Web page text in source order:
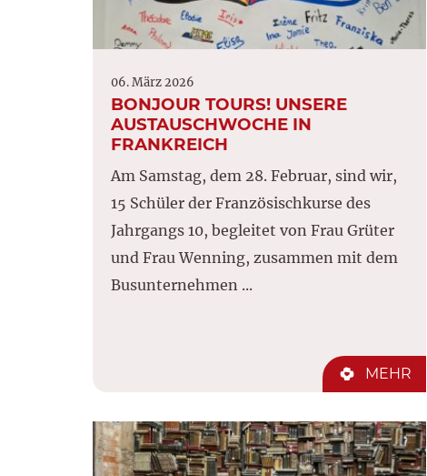
06. März 2026
BONJOUR TOURS! UNSERE
AUSTAUSCHWOCHE IN
FRANKREICH
Am Samstag, dem 28. Februar, sind wir,
15 Schüler der Französischkurse des
Jahrgangs 10, begleitet von Frau Grüter
und Frau Wenning, zusammen mit dem
Busunternehmen ...
MEHR